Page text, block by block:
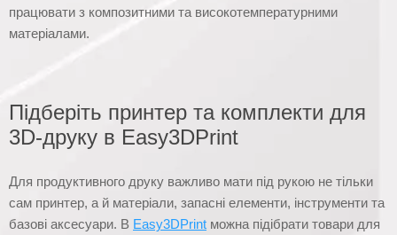
працювати з композитними та високотемпературними
матеріалами.
Підберіть принтер та комплекти для
3D-друку в Easy3DPrint
Для продуктивного друку важливо мати під рукою не тільки
сам принтер, а й матеріали, запасні елементи, інструменти та
базові аксесуари. В Easy3DPrint можна підібрати товари для